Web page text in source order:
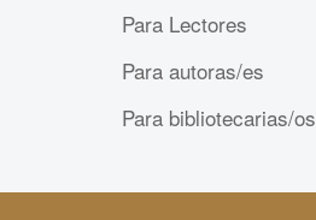
Para Lectores
Para autoras/es
Para bibliotecarias/os